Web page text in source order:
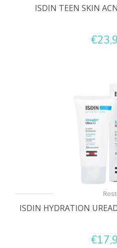
ISDIN TEEN SKIN
ISDIN HYDRATION